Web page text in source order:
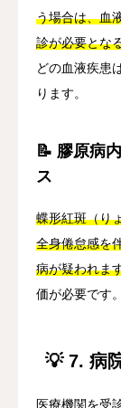
う場合は、血
診が必要とな
どの血液疾患
ります。
📝 膠原病
ス
蝶形紅斑（り
全身倦怠感を
病が疑われま
価が必要です。
💡 7. 病
医療機関を受